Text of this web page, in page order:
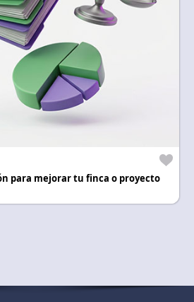
para mejorar tu finca o proyecto